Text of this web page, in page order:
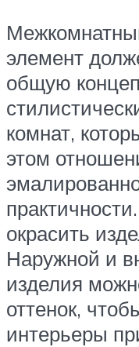
элемент
общую
комнат,
этом
окрасить
Наружной и
изделия
оттенок,
интерьеры